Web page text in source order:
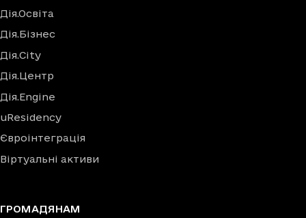
Дія.Освіта
Дія.Бізнес
Дія.City
Дія.Центр
Дія.Engine
uResidency
Євроінтеграція
Віртуальні активи
ГРОМАДЯНАМ